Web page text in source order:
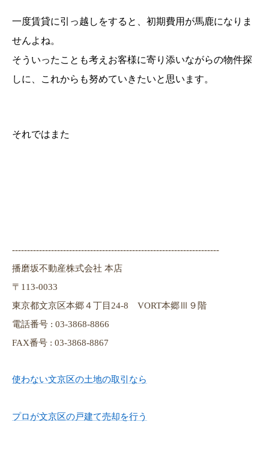
一度賃貸に引っ越しをすると、初期費用が馬鹿になりま
せんよね。
そういったことも考えお客様に寄り添いながらの物件探
しに、これからも努めていきたいと思います。
それではまた
---------------------------------------------------------------------
播磨坂不動産株式会社 本店
〒113-0033
東京都文京区本郷４丁目24-8 VORT本郷Ⅲ９階
電話番号 : 03-3868-8866
FAX番号 : 03-3868-8867
使わない文京区の土地の取引なら
プロが文京区の戸建て売却を行う